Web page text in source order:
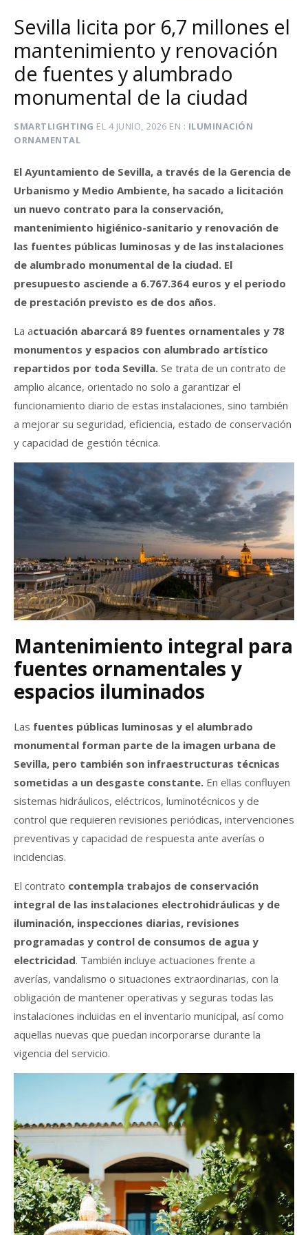
Sevilla licita por 6,7 millones el
mantenimiento y renovación
de fuentes y alumbrado
monumental de la ciudad
SMARTLIGHTING EL 4 JUNIO, 2026 EN
ILUMINACIÓN
ORNAMENTAL
El Ayuntamiento de Sevilla, a través de la Gerencia de
Urbanismo y Medio Ambiente, ha sacado a licitación
un nuevo contrato para la conservación,
mantenimiento higiénico-sanitario y renovación de
las fuentes públicas luminosas y de las instalaciones
de alumbrado monumental de la ciudad. El
presupuesto asciende a 6.767.364 euros y el periodo
de prestación previsto es de dos años.
La actuación abarcará 89 fuentes ornamentales y 78
monumentos y espacios con alumbrado artístico
repartidos por toda Sevilla. Se trata de un contrato de
amplio alcance, orientado no solo a garantizar el
funcionamiento diario de estas instalaciones, sino también
a mejorar su seguridad, eficiencia, estado de conservación
y capacidad de gestión técnica.
Mantenimiento integral para
fuentes ornamentales y
espacios iluminados
Las fuentes públicas luminosas y el alumbrado
monumental forman parte de la imagen urbana de
Sevilla, pero también son infraestructuras técnicas
sometidas a un desgaste constante. En ellas confluyen
sistemas hidráulicos, eléctricos, luminotécnicos y de
control que requieren revisiones periódicas, intervenciones
preventivas y capacidad de respuesta ante averías o
incidencias.
El contrato contempla trabajos de conservación
integral de las instalaciones electrohidráulicas y de
iluminación, inspecciones diarias, revisiones
programadas y control de consumos de agua y
electricidad. También incluye actuaciones frente a
averías, vandalismo o situaciones extraordinarias, con la
obligación de mantener operativas y seguras todas las
instalaciones incluidas en el inventario municipal, así como
aquellas nuevas que puedan incorporarse durante la
vigencia del servicio.